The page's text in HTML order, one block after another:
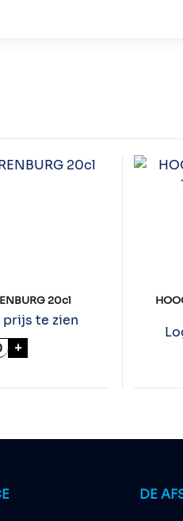
20cl
prijs te zien
BERENBURG 20cl
+
DE